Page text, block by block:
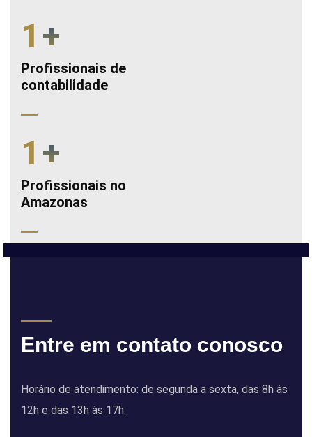
1 +
Profissionais de
contabilidade
1 +
Profissionais no
Amazonas
Entre em contato conosco
Horário de atendimento: de segunda a sexta, das 8h às
12h e das 13h às 17h.